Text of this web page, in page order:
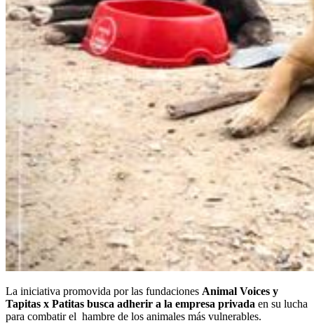
La iniciativa promovida por las fundaciones Animal Voices y
Tapitas x Patitas busca adherir a la empresa privada en su lucha
para combatir el hambre de los animales más vulnerables.